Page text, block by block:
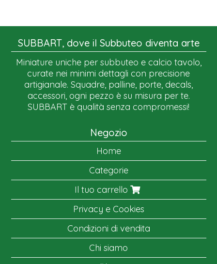
SUBBART, dove il Subbuteo diventa arte
Miniature uniche per subbuteo e calcio tavolo,
curate nei minimi dettagli con precisione
artigianale. Squadre, palline, porte, decals,
accessori, ogni pezzo è su misura per te.
SUBBART è qualità senza compromessi!
Negozio
Home
Categorie
Il tuo carrello
Privacy e Cookies
Condizioni di vendita
Chi siamo